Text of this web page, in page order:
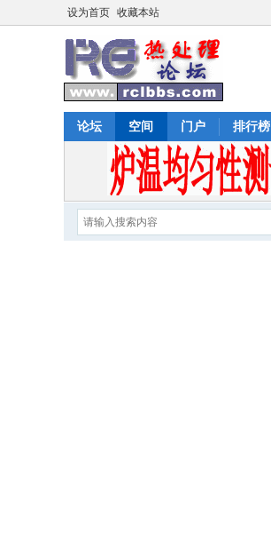
设为首页 收藏本站
论坛 空间 门户 排行榜